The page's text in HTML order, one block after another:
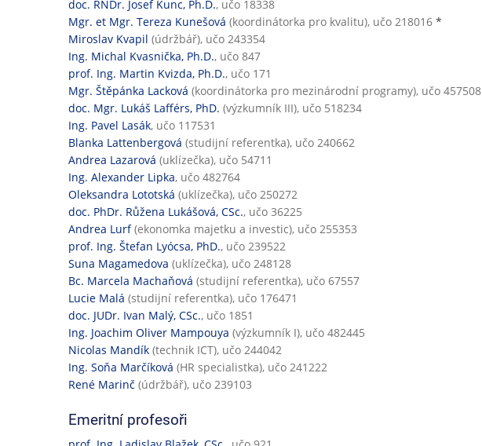
doc. RNDr. Josef Kunc, Ph.D., učo 18338
Mgr. et Mgr. Tereza Kunešová (koordinátorka pro kvalitu), učo 218016 *
Miroslav Kvapil (údržbář), učo 243354
Ing. Michal Kvasnička, Ph.D., učo 847
prof. Ing. Martin Kvizda, Ph.D., učo 171
Mgr. Štěpánka Lacková (koordinátorka pro mezinárodní programy), učo 457508
doc. Mgr. Lukáš Lafférs, PhD. (výzkumník III), učo 518234
Ing. Pavel Lasák, učo 117531
Blanka Lattenbergová (studijní referentka), učo 240662
Andrea Lazarová (uklízečka), učo 54711
Ing. Alexander Lipka, učo 482764
Oleksandra Lototská (uklízečka), učo 250272
doc. PhDr. Růžena Lukášová, CSc., učo 36225
Andrea Lurf(ekonomka majetku a investic), učo 255353
prof. Ing. Štefan Lyócsa, PhD., učo 239522
Suna Magamedova (uklízečka), učo 248128
Bc. Marcela Machaňová (studijní referentka), učo 67557
Lucie Malá (studijní referentka), učo 176471
doc. JUDr. Ivan Malý, CSc., učo 1851
Ing. Joachim Oliver Mampouya (výzkumník I), učo 482445
Nicolas Mandík (technik ICT), učo 244042
Ing. Soňa Marčíková (HR specialistka), učo 241222
René Marinč (údržbář), učo 239103
Emeritní profesoři